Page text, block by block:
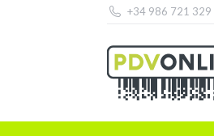
+34 986 721 329